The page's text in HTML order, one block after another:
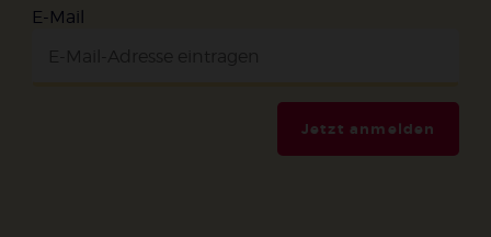
E-Mail
Jetzt anmelden